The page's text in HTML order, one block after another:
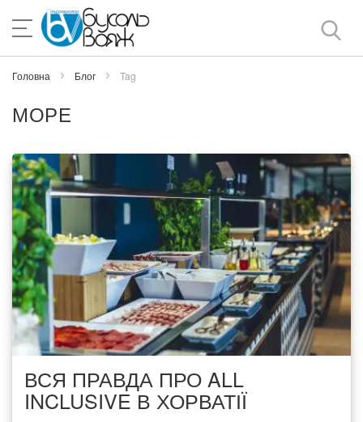
to
Content
Головна Блог Tag
МОРЕ
ВСЯ ПРАВДА ПРО ALL
INCLUSIVE В ХОРВАТІЇ